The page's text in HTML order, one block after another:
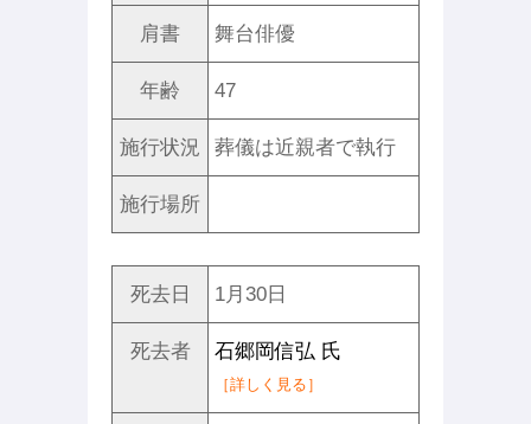
肩書 舞台俳優
年齢 47
施行状況 葬儀は近親者で執行
施行場所
死去日 1月30日
死去者 石郷岡信弘 氏
［詳しく見る］